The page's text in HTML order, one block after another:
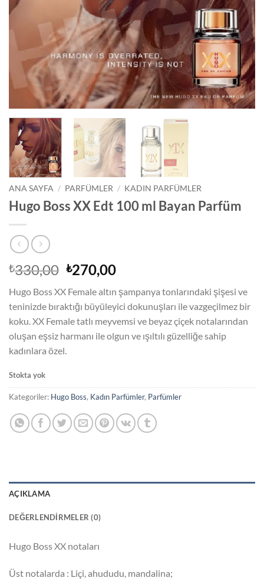
ANA SAYFA / PARFÜMLER / KADIN PARFÜMLER
Hugo Boss XX Edt 100 ml Bayan Parfüm
₺330,00 Orijinal
fiyat:
₺330,00.
₺270,00Şu
fiyat:
₺270,00.
Hugo Boss XX Female altın şampanya tonlarındaki şişesi ve
teninizde bıraktığı büyüleyici dokunuşları ile vazgeçilmez bir
koku. XX Female tatlı meyvemsi ve beyaz çiçek notalarından
oluşan eşsiz harmanı ile olgun ve ışıltılı güzelliğe sahip
kadınlara özel.
Stokta yok
Kategoriler: Hugo Boss, Kadın Parfümler, Parfümler
AÇIKLAMA
DEĞERLENDIRMELER (0)
Hugo Boss XX notaları
Üst notalarda : Liçi, ahududu, mandalina;